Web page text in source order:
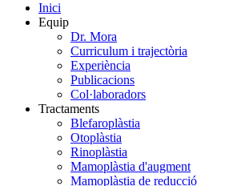
Inici
Equip
Dr. Mora
Curriculum i trajectòria
Experiència
Publicacions
Col·laboradors
Tractaments
Blefaroplàstia
Otoplàstia
Rinoplàstia
Mamoplàstia d'augment
Mamoplàstia de reducció